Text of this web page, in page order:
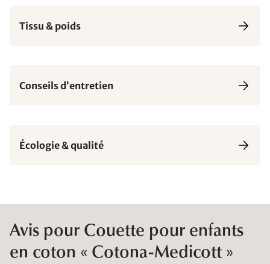
Tissu & poids
Conseils d’entretien
Écologie & qualité
Avis pour Couette pour enfants
en coton « Cotona-Medicott »